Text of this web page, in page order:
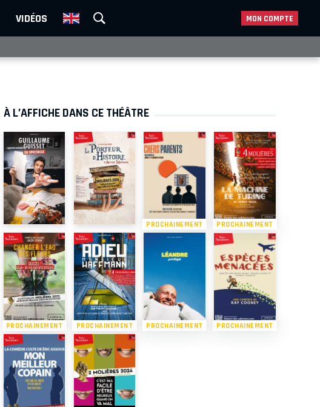
VIDÉOS MON COMPTE
À L’AFFICHE DANS CE THÉÂTRE
PROCHAINEMENT PROCHAINEMENT
PROCHAINEMENT PROCHAINEMENT PROCHAINEMENT PROCHAINEMENT